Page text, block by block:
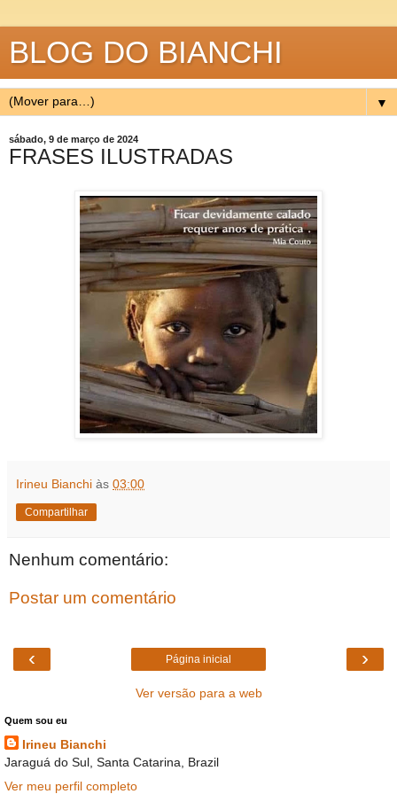
BLOG DO BIANCHI
▼
sábado, 9 de março de 2024
FRASES ILUSTRADAS
Irineu Bianchi às 03:00
Compartilhar
Nenhum comentário:
Postar um comentário
‹ ›
Página inicial
Ver versão para a web
Quem sou eu
Irineu Bianchi
Jaraguá do Sul, Santa Catarina, Brazil
Ver meu perfil completo